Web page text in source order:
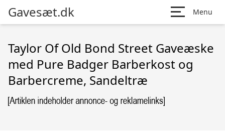
Gavesæt.dk Menu
Taylor Of Old Bond Street Gaveæske
med Pure Badger Barberkost og
Barbercreme, Sandeltræ